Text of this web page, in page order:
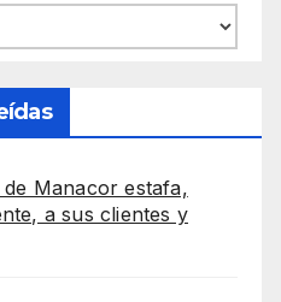
Manacor estafa,
a sus clientes y